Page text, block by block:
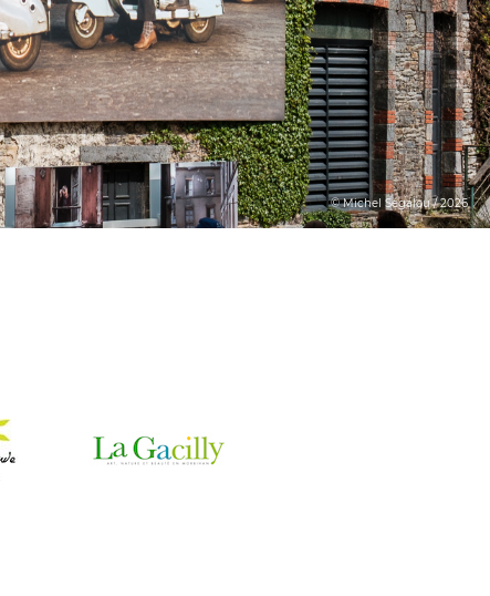
© Michel Ségalou / 2026